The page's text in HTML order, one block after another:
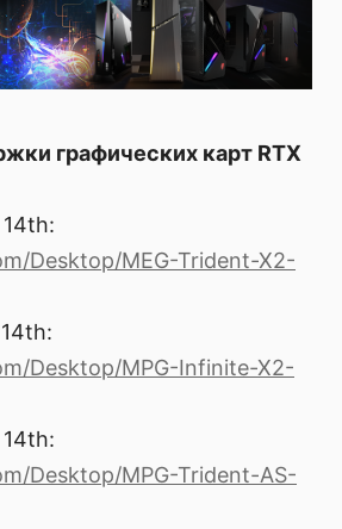
графических карт RTX
Desktop/MEG-Trident-X2-
Desktop/MPG-Infinite-X2-
Desktop/MPG-Trident-AS-